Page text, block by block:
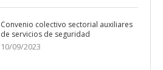
Convenio colectivo sectorial auxiliares
de servicios de seguridad
10/09/2023